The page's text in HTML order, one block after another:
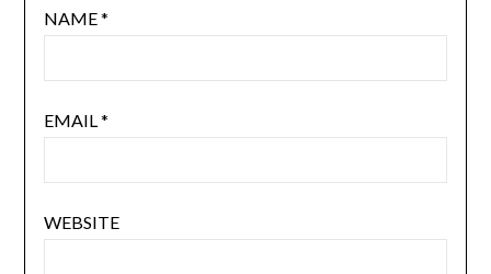
NAME*
EMAIL*
WEBSITE